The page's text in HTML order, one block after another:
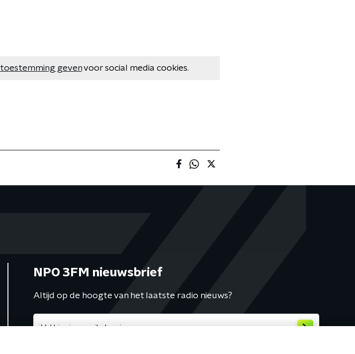
toestemming gevenvoor social media cookies.
NPO 3FM nieuwsbrief
Altijd op de hoogte van het laatste radio nieuws?